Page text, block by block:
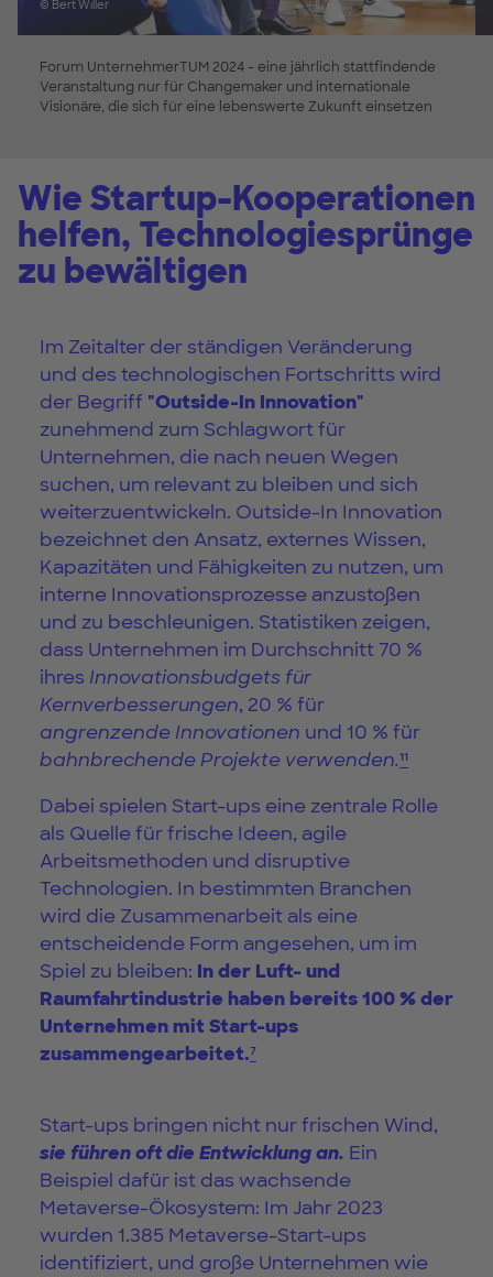
© Bert Willer
Forum UnternehmerTUM 2024 - eine jährlich stattfindende
Veranstaltung nur für Changemaker und internationale
Visionäre, die sich für eine lebenswerte Zukunft einsetzen
Wie Startup-Kooperationen
helfen, Technologiesprünge
zu bewältigen
Im Zeitalter der ständigen Veränderung
und des technologischen Fortschritts wird
der Begriff "Outside-In Innovation"
zunehmend zum Schlagwort für
Unternehmen, die nach neuen Wegen
suchen, um relevant zu bleiben und sich
weiterzuentwickeln. Outside-In Innovation
bezeichnet den Ansatz, externes Wissen,
Kapazitäten und Fähigkeiten zu nutzen, um
interne Innovationsprozesse anzustoßen
und zu beschleunigen. Statistiken zeigen,
dass Unternehmen im Durchschnitt 70 %
ihres Innovationsbudgets für
Kernverbesserungen, 20 % für
angrenzende Innovationen und 10 % für
bahnbrechende Projekte verwenden.¹¹
Dabei spielen Start-ups eine zentrale Rolle
als Quelle für frische Ideen, agile
Arbeitsmethoden und disruptive
Technologien. In bestimmten Branchen
wird die Zusammenarbeit als eine
entscheidende Form angesehen, um im
Spiel zu bleiben: In der Luft- und
Raumfahrtindustrie haben bereits 100 % der
Unternehmen mit Start-ups
zusammengearbeitet.⁷
Start-ups bringen nicht nur frischen Wind,
sie führen oft die Entwicklung an. Ein
Beispiel dafür ist das wachsende
Metaverse-Ökosystem: Im Jahr 2023
wurden 1.385 Metaverse-Start-ups
identifiziert, und große Unternehmen wie